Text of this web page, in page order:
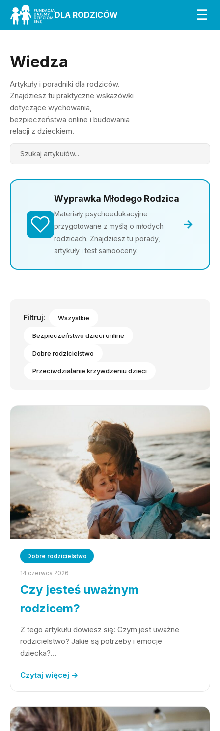
DLA RODZICÓW ☰
Wiedza
Artykuły i poradniki dla rodziców.
Znajdziesz tu praktyczne wskazówki
dotyczące wychowania,
bezpieczeństwa online i budowania
relacji z dzieckiem.
Search
Wyprawka Młodego Rodzica
Materiały psychoedukacyjne
przygotowane z myślą o młodych
rodzicach. Znajdziesz tu porady,
artykuły i test samooceny.
→
Filtruj: Wszystkie
Bezpieczeństwo dzieci online
Dobre rodzicielstwo
Przeciwdziałanie krzywdzeniu dzieci
Dobre rodzicielstwo
14 czerwca 2026
Czy jesteś uważnym
rodzicem?
Z tego artykułu dowiesz się: Czym jest uważne
rodzicielstwo? Jakie są potrzeby i emocje
dziecka?…
Czytaj więcej →